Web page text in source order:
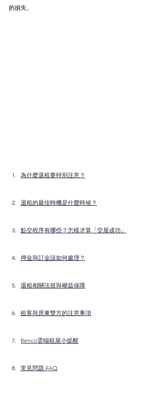
的損失。
為什麼退租要特別注意？
退租的最佳時機是什麼時候？
點交程序有哪些？怎樣才算「交屋成功」
押金與訂金該如何處理？
退租相關法規與權益保障
租客與房東雙方的注意事項
Renco雲端租屋小提醒
常見問題 FAQ